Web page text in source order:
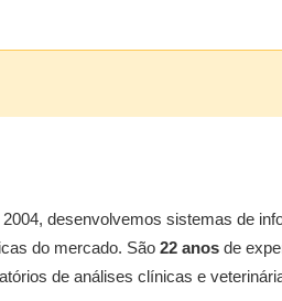
2004, desenvolvemos sistemas de
do mercado. São 22 anos de
de análises clínicas e